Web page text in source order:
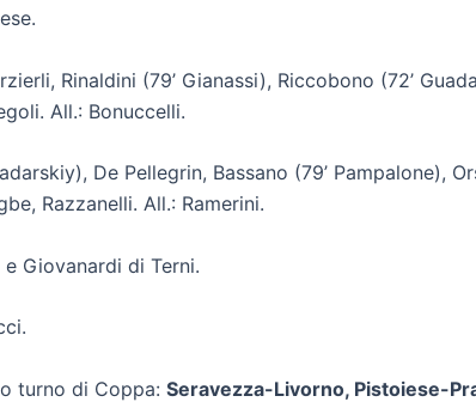
Rinaldini (79’ Gianassi), Riccobono (72’
All.: Bonuccelli.
De Pellegrin, Bassano (79’ Pampalone),
Razzanelli. All.: Ramerini.
Giovanardi di Terni.
turno di Coppa: Seravezza-Livorno, Pistoiese-